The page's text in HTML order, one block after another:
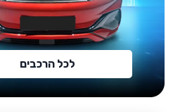
לכל הרכבים